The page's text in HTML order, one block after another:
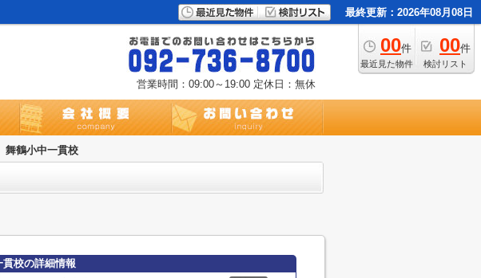
最終更新：2026年08月08日
00件
最近見た物件
00件
検討リスト
営業時間：09:00～19:00 定休日：無休
舞鶴小中一貫校
校の詳細情報